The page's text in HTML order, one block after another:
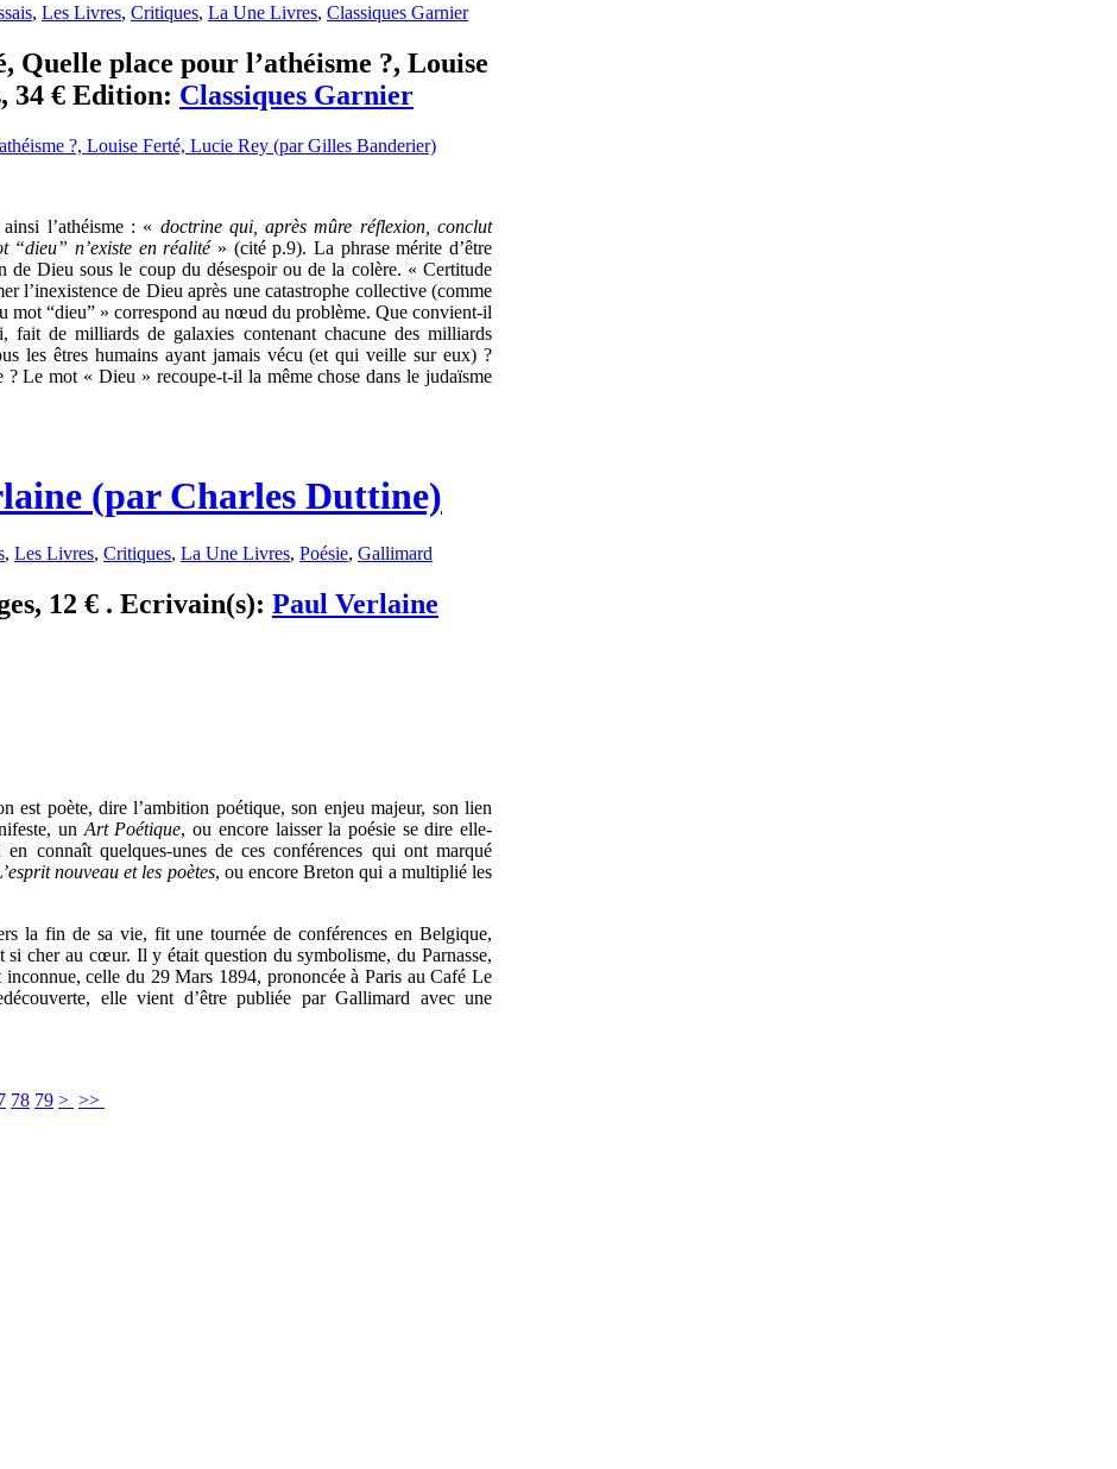
, Les Livres, Critiques, La Une Livres, Classiques Garnier
Quelle place pour l’athéisme ?, Louise
34 € Edition: Classiques Garnier
l’athéisme : « doctrine qui, après mûre réflexion, conclut
“dieu” n’existe en réalité» (cité p.9). La phrase mérite d’être
Dieu sous le coup du désespoir ou de la colère. « Certitude
l’inexistence de Dieu après une catastrophe collective (comme
mot “dieu” » correspond au nœud du problème. Que convient-il
de milliards de galaxies contenant chacune des milliards
les êtres humains ayant jamais vécu (et qui veille sur eux) ?
Le mot « Dieu » recoupe-t-il la même chose dans le judaïsme
(par Charles Duttine)
, Les Livres, Critiques, La Une Livres, Poésie, Gallimard
12 € . Ecrivain(s): Paul Verlaine
est poète, dire l’ambition poétique, son enjeu majeur, son lien
un Art Poétique, ou encore laisser la poésie se dire elle-
connaît quelques-unes de ces conférences qui ont marqué
nouveau et les poètes, ou encore Breton qui a multiplié les
la fin de sa vie, fit une tournée de conférences en Belgique,
cher au cœur. Il y était question du symbolisme, du Parnasse,
celle du 29 Mars 1894, prononcée à Paris au Café Le
elle vient d’être publiée par Gallimard avec une
78 79 > >>